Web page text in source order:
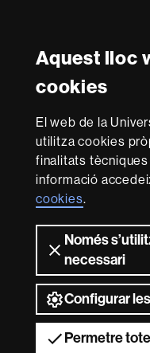
Aquest lloc
cookies
El web de la
utilitza cookies
finalitats
informació
cookies.
Només
necessari
Configurar
Permetre
Reconeixement
Amb
Sobre
aquest
web
Avís legal
web
2026